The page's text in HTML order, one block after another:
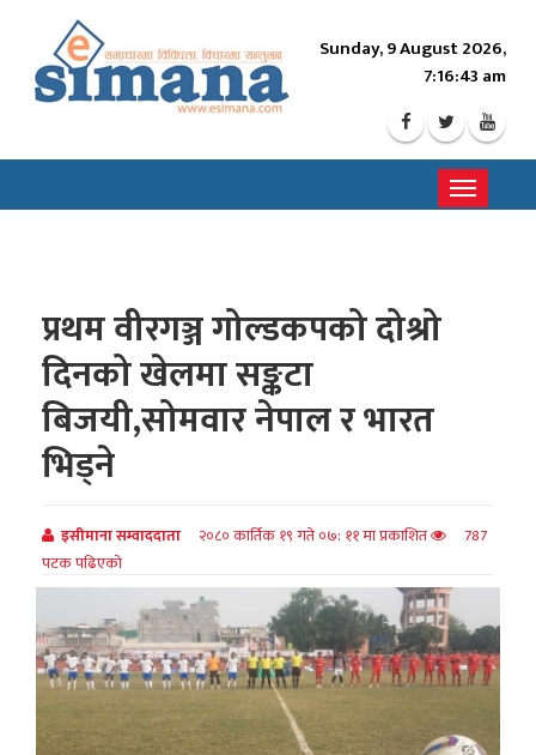
Sunday, 9 August 2026,
7:16:45 am
Toggle
प्रथम वीरगञ्ज गोल्डकपको दोश्रो
दिनको खेलमा सङ्कटा
बिजयी,सोमवार नेपाल र भारत
भिड्ने
इसीमाना सम्वाददाता २०८० कार्तिक १९ गते ०७: ११ मा प्रकाशित
787
पटक पढिएको